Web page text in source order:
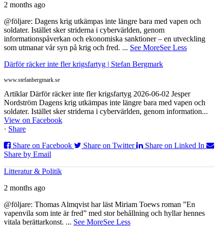
2 months ago
@följare: Dagens krig utkämpas inte längre bara med vapen och
soldater. Istället sker striderna i cybervärlden, genom
informationspåverkan och ekonomiska sanktioner – en utveckling
som utmanar vår syn på krig och fred. ... See MoreSee Less
Därför räcker inte fler krigsfartyg | Stefan Bergmark
www.stefanbergmark.se
Artiklar Därför räcker inte fler krigsfartyg 2026-06-02 Jesper
Nordström Dagens krig utkämpas inte längre bara med vapen och
soldater. Istället sker striderna i cybervärlden, genom information...
View on Facebook
· Share
Share on Facebook
Share on Twitter
Share on Linked In
Share by Email
Litteratur & Politik
2 months ago
@följare: Thomas Almqvist har läst Miriam Toews roman ”En
vapenvila som inte är fred” med stor behållning och hyllar hennes
vitala berättarkonst. ... See MoreSee Less